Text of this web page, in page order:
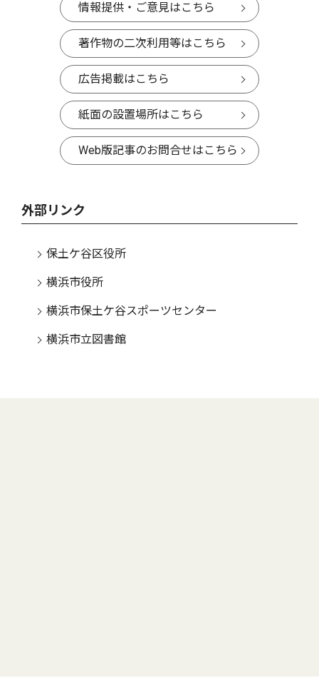
情報提供・ご意見はこちら
著作物の二次利用等はこちら
広告掲載はこちら
紙面の設置場所はこちら
Web版記事のお問合せはこちら
外部リンク
保土ケ谷区役所
横浜市役所
横浜市保土ケ谷スポーツセンター
横浜市立図書館